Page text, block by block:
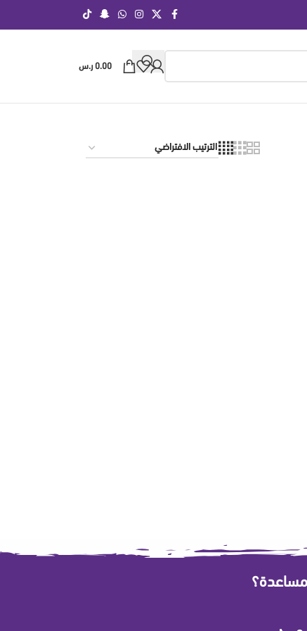
0.00 ر.س
مساعدة؟